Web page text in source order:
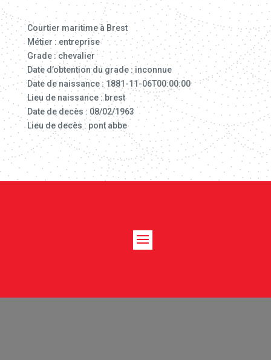
Courtier maritime à Brest
Métier : entreprise
Grade : chevalier
Date d’obtention du grade : inconnue
Date de naissance : 1881-11-06T00:00:00
Lieu de naissance : brest
Date de decès : 08/02/1963
Lieu de decès : pont abbe